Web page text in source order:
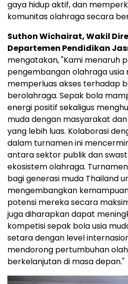
gaya hidup aktif, dan
komunitas olahraga secara
Suthon Wichairat, Wakil
Departemen Pendidikan
mengatakan, "Kami menaruh
pengembangan olahraga usia
memperluas akses terhadap
berolahraga. Sepak bola
energi positif sekaligus
muda dengan masyarakat
yang lebih luas. Kolaborasi
dalam turnamen ini
antara sektor publik dan
ekosistem olahraga.
bagi generasi muda Thailand
mengembangkan
potensi mereka secara
juga diharapkan dapat
kompetisi sepak bola usia
setara dengan level
mendorong pertumbuhan
berkelanjutan di masa depan."